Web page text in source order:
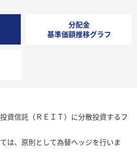
分配金
基準価額推移グラフ
資信託（ＲＥＩＴ）に分散投資するフ
は、原則として為替ヘッジを行いま